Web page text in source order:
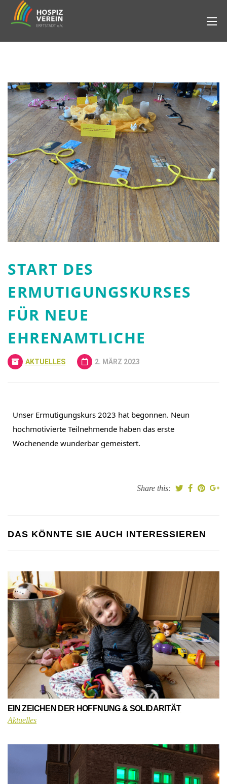
START DES
ERMUTIGUNGSKURSES
FÜR NEUE
EHRENAMTLICHE
AKTUELLES 2. MÄRZ 2023
Unser Ermutigungskurs 2023 hat begonnen. Neun
hochmotivierte Teilnehmende haben das erste
Wochenende wunderbar gemeistert.
Share this:
DAS KÖNNTE SIE AUCH INTERESSIEREN
EIN ZEICHEN DER HOFFNUNG & SOLIDARITÄT
Aktuelles